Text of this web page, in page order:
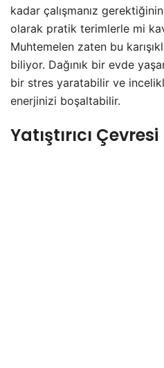
kadar çalışmanız
olarak pratik terimlerle mi
Muhtemelen zaten bu
biliyor. Dağınık bir evde
bir stres yaratabilir ve
enerjinizi boşaltabilir.
Yatıştırıcı